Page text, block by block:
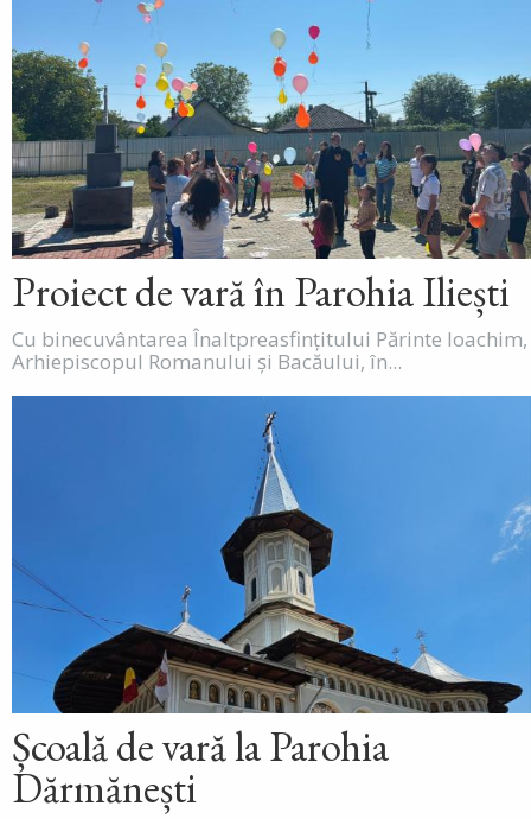
Proiect de vară în Parohia Iliești
Cu binecuvântarea Înaltpreasfințitului Părinte Ioachim,
Arhiepiscopul Romanului și Bacăului, în...
Școală de vară la Parohia
Dărmănești